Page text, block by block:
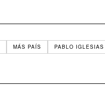
MÁS PAÍS
PABLO IGLESIAS